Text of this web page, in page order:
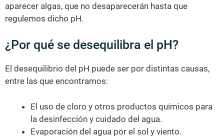
aparecer algas, que no desaparecerán hasta que
regulemos dicho pH.
¿Por qué se desequilibra el pH?
El desequilibrio del pH puede ser por distintas causas,
entre las que encontramos:
El uso de cloro y otros productos químicos para
la desinfección y cuidado del agua.
Evaporación del agua por el sol y viento.